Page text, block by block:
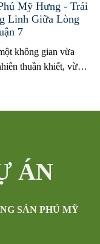
gian xanh sạch và
quốc tế. Trong hành
chọn bất động sản
Mỹ Hưng - Trái
Linh Giữa Lòng
7
không gian vừa
thuần khiết, vừa
chính là câu trả lời
ÁN
SẢN PHÚ MỸ